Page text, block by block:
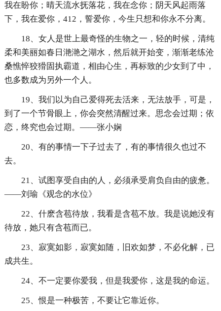
我在盼你；晴天流水抚落花，我在念你；阴天风起雨落
下，我在爱你，412，誓爱你，今生只想和你永不分离。
18、女人是世上最奇怪的生物之一，轻的时候，清纯
柔和美丽如春日滟滟之湖水，然后就开始变，渐渐老练沧
桑憔悴狡猾固执霸道，相由心生，再标致的少女到了中，
也多数成为另外一个人。
19、我们以为自己爱得死去活来，无法放手，可是，
到了一个节骨眼上，你会突然清醒过来。思念会过期；依
恋，终究也会过期。——张小娴
20、有的事情一下子过去了，有的事情很久也过不
去。
21、试图享受自由的人，必须承受肩负自由的疲惫。
——刘瑜《观念的水位》
22、什麽含苞待放，我看是含苞不放。我是说她没有
待放，她只有含苞而已。
23、寂寞如影，寂寞如随，旧欢如梦，不必化解，已
成共生。
24、不一定要你爱我，但是我爱你，这是我的命运。
25、恨是一种极苦，不要让它靠近你。